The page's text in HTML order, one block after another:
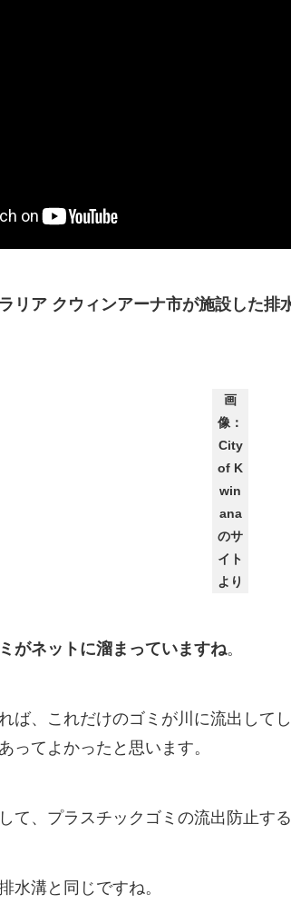
リア クウィンアーナ市が施設した排
画
像：
City
of K
win
ana
のサ
イト
より
がネットに溜まっていますね。
ば、これだけのゴミが川に流出して
ってよかったと思います。
て、プラスチックゴミの流出防止す
水溝と同じですね。